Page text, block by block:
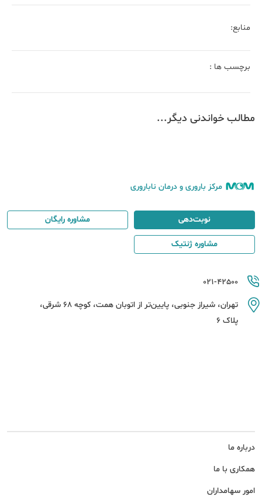
منابع:
برچسب ها :
مطالب خواندنی دیگر...
مرکز باروری و درمان ناباروری
درباره ما
همکاری با ما
امور سهامداران
021-42500
تهران، شیراز جنوبی، پایین‌تر از اتوبان همت، کوچه 68 شرقی،
پلاک 6
نوبت‌دهی مشاوره رایگان
مشاوره ژنتیک